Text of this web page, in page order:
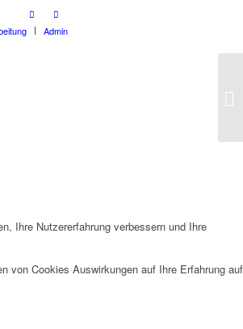
Admin
Ihre Nutzererfahrung verbessern und Ihre
von Cookies Auswirkungen auf Ihre Erfahrung auf